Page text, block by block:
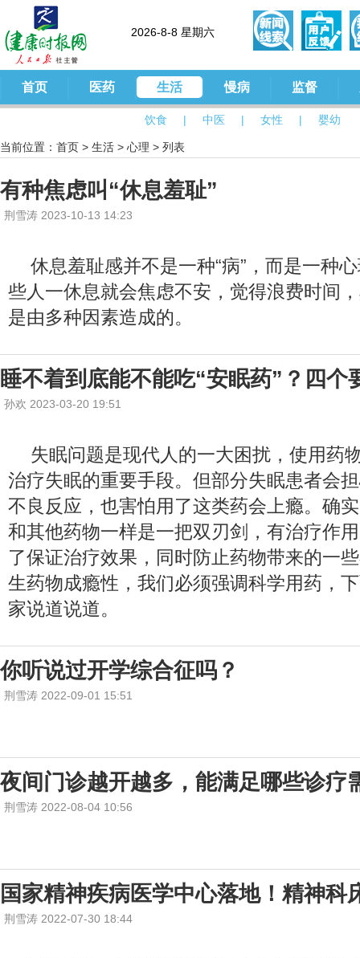
2026-8-8 星期六
首页 医药 生活
饮食 | 中医 | 女性 | 婴幼
慢病 监督
当前位置： 首页 > 生活 > 心理 > 列表
有种焦虑叫“休息羞耻”
荆雪涛 2023-10-13 14:23
休息羞耻感并不是一种“病”，而是一种
些人一休息就会焦虑不安，觉得浪费时间
是由多种因素造成的。
睡不着到底能不能吃“安眠药”？四个
孙欢 2023-03-20 19:51
失眠问题是现代人的一大困扰，使用药
治疗失眠的重要手段。但部分失眠患者会
不良反应，也害怕用了这类药会上瘾。确
和其他药物一样是一把双刃剑，有治疗作
了保证治疗效果，同时防止药物带来的一
生药物成瘾性，我们必须强调科学用药，
家说道说道。
你听说过开学综合征吗？
荆雪涛 2022-09-01 15:51
夜间门诊越开越多，能满足哪些诊疗
荆雪涛 2022-08-04 10:56
国家精神疾病医学中心落地！精神科
荆雪涛 2022-07-30 18:44